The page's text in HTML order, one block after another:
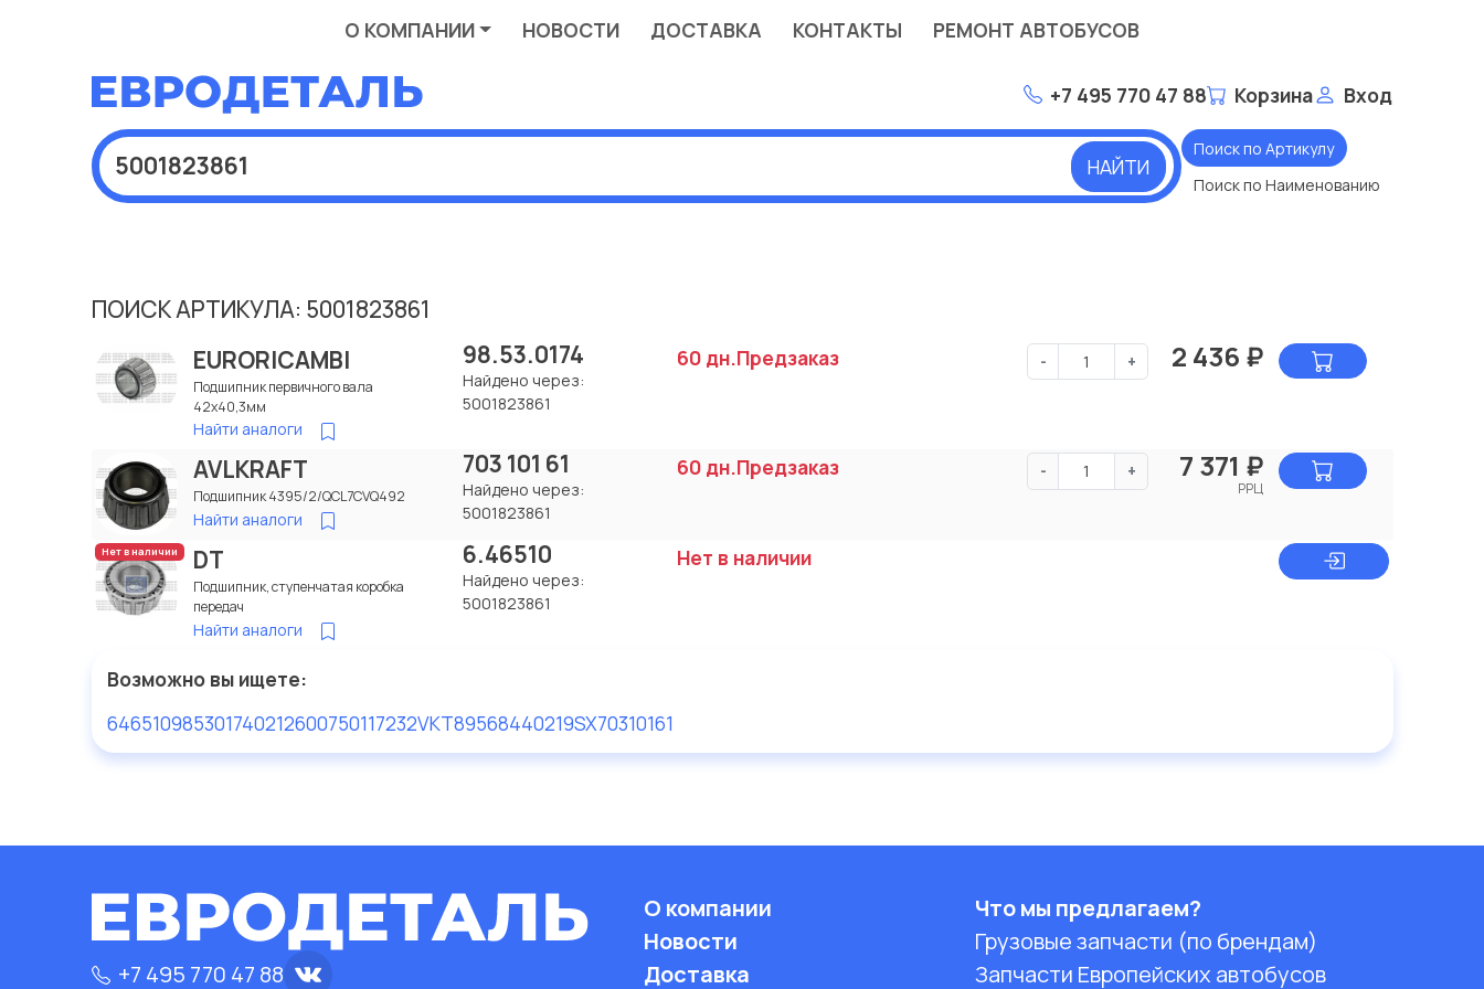
О КОМПАНИИ НОВОСТИ ДОСТАВКА КОНТАКТЫ РЕМОНТ АВТОБУСОВ
+7 495 770 47 88 Корзина Вход
НАЙТИ
Поиск по Артикулу
Поиск по Наименованию
ПОИСК АРТИКУЛА: 5001823861
EURORICAMBI
Подшипник первичного вала
42x40,3мм
Найти аналоги
98.53.0174
Найдено через:
5001823861
60 дн.Предзаказ - + 2 436 ₽
AVLKRAFT
Подшипник 4395/2/QCL7CVQ492
Найти аналоги
703 101 61
Найдено через:
5001823861
60 дн.Предзаказ - + 7 371 ₽
РРЦ
Нет в наличии DT
Подшипник, ступенчатая коробка
передач
Найти аналоги
6.46510
Найдено через:
5001823861
Нет в наличии
Возможно вы ищете:
646510985301740212600750117232VKT89568440219SX70310161
+7 495 770 47 88
О компании
Новости
Доставка
Что мы предлагаем?
Грузовые запчасти (по брендам)
Запчасти Европейских автобусов